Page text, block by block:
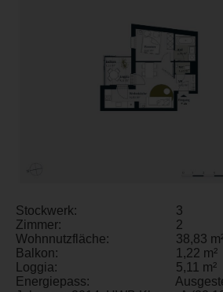
Stockwerk:
3
Zimmer:
2
Wohnnutzfläche:
38,83
Balkon:
1,22 m²
Loggia:
5,11 m²
Energiepass: